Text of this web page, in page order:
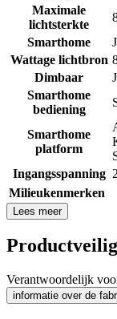
Maximale
lichtsterkte
Smarthome
Wattage lichtbron
Dimbaar
Smarthome
bediening
Smarthome
platform
Ingangsspanning
Milieukenmerken
Lees meer
Verantwoordelijk
informatie over de